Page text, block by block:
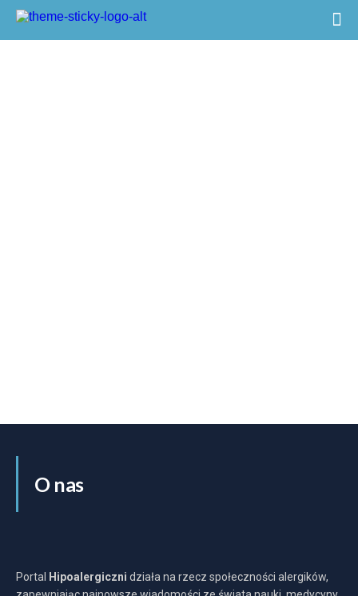
O nas
Portal Hipoalergiczni działa na rzecz społeczności alergików,